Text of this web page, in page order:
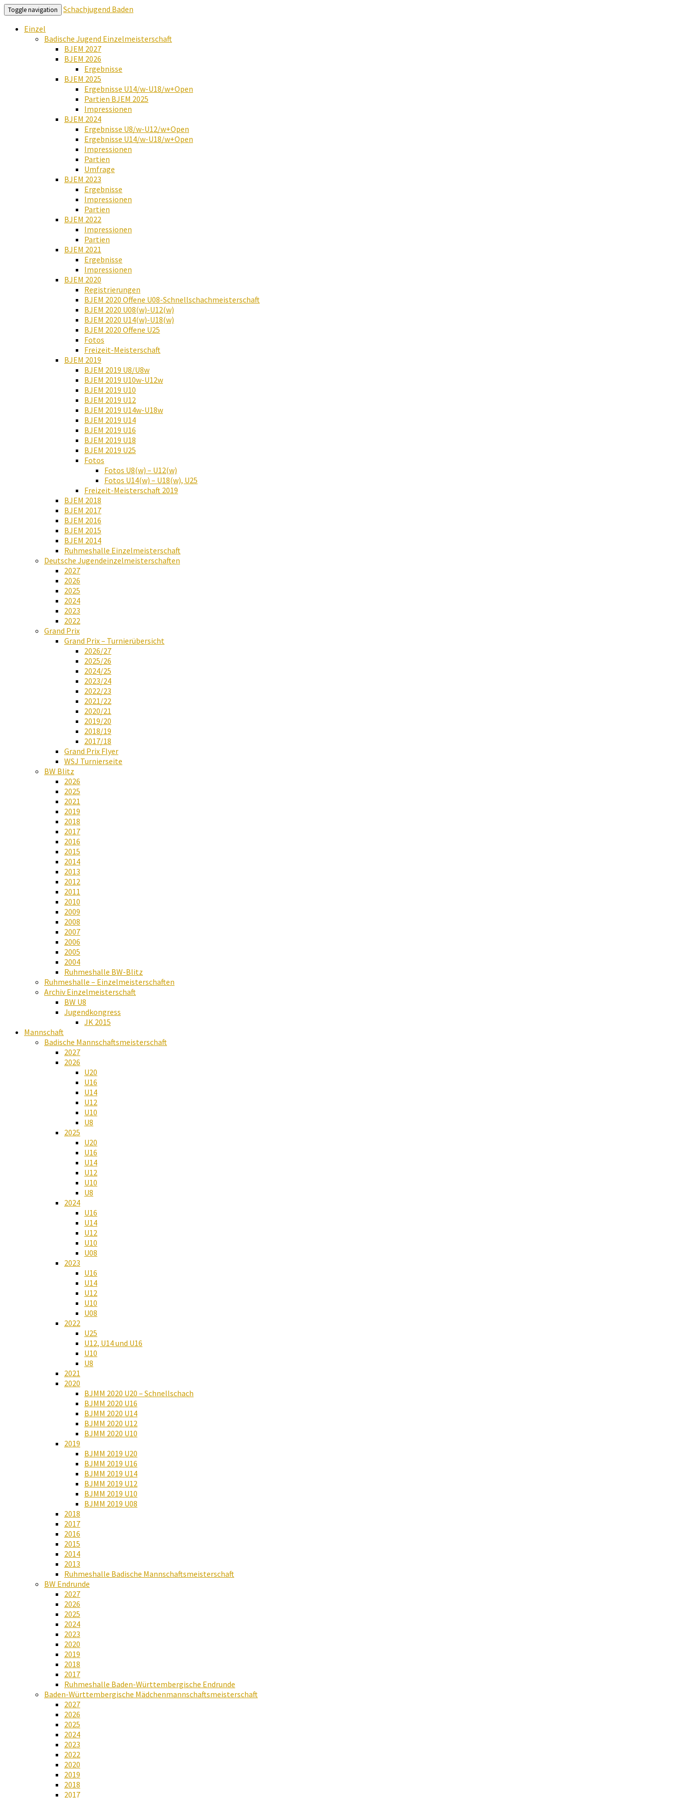
Toggle navigation
Schachjugend Baden
Einzel
Badische Jugend Einzelmeisterschaft
BJEM 2027
BJEM 2026
Ergebnisse
BJEM 2025
Ergebnisse U14/w-U18/w+Open
Partien BJEM 2025
Impressionen
BJEM 2024
Ergebnisse U8/w-U12/w+Open
Ergebnisse U14/w-U18/w+Open
Impressionen
Partien
Umfrage
BJEM 2023
Ergebnisse
Impressionen
Partien
BJEM 2022
Impressionen
Partien
BJEM 2021
Ergebnisse
Impressionen
BJEM 2020
Registrierungen
BJEM 2020 Offene U08-Schnellschachmeisterschaft
BJEM 2020 U08(w)-U12(w)
BJEM 2020 U14(w)-U18(w)
BJEM 2020 Offene U25
Fotos
Freizeit-Meisterschaft
BJEM 2019
BJEM 2019 U8/U8w
BJEM 2019 U10w-U12w
BJEM 2019 U10
BJEM 2019 U12
BJEM 2019 U14w-U18w
BJEM 2019 U14
BJEM 2019 U16
BJEM 2019 U18
BJEM 2019 U25
Fotos
Fotos U8(w) – U12(w)
Fotos U14(w) – U18(w), U25
Freizeit-Meisterschaft 2019
BJEM 2018
BJEM 2017
BJEM 2016
BJEM 2015
BJEM 2014
Ruhmeshalle Einzelmeisterschaft
Deutsche Jugendeinzelmeisterschaften
2027
2026
2025
2024
2023
2022
Grand Prix
Grand Prix – Turnierübersicht
2026/27
2025/26
2024/25
2023/24
2022/23
2021/22
2020/21
2019/20
2018/19
2017/18
Grand Prix Flyer
WSJ Turnierseite
BW Blitz
2026
2025
2021
2019
2018
2017
2016
2015
2014
2013
2012
2011
2010
2009
2008
2007
2006
2005
2004
Ruhmeshalle BW-Blitz
Ruhmeshalle – Einzelmeisterschaften
Archiv Einzelmeisterschaft
BW U8
Jugendkongress
JK 2015
Mannschaft
Badische Mannschaftsmeisterschaft
2027
2026
U20
U16
U14
U12
U10
U8
2025
U20
U16
U14
U12
U10
U8
2024
U16
U14
U12
U10
U08
2023
U16
U14
U12
U10
U08
2022
U25
U12, U14 und U16
U10
U8
2021
2020
BJMM 2020 U20 – Schnellschach
BJMM 2020 U16
BJMM 2020 U14
BJMM 2020 U12
BJMM 2020 U10
2019
BJMM 2019 U20
BJMM 2019 U16
BJMM 2019 U14
BJMM 2019 U12
BJMM 2019 U10
BJMM 2019 U08
2018
2017
2016
2015
2014
2013
Ruhmeshalle Badische Mannschaftsmeisterschaft
BW Endrunde
2027
2026
2025
2024
2023
2020
2019
2018
2017
Ruhmeshalle Baden-Württembergische Endrunde
Baden-Württembergische Mädchenmannschaftsmeisterschaft
2027
2026
2025
2024
2023
2022
2020
2019
2018
2017